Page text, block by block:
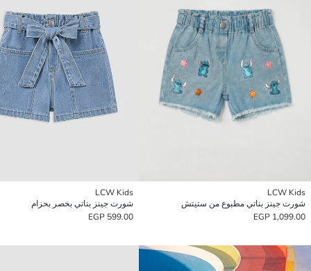
LCW Kids
شورت جينز بناتي مطبوع من ستيتش
1,099.00 EGP
LCW Kids
شورت جينز بناتي بخصر بحزام
599.00 EGP